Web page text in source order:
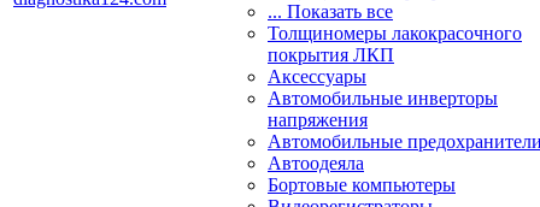
... Показать все
Толщиномеры лакокрасочного
покрытия ЛКП
Аксессуары
Автомобильные инверторы
напряжения
Автомобильные
Автоодеяла
Бортовые компьютеры